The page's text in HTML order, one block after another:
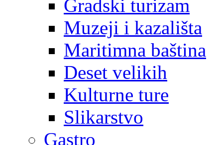
Gradski turizam
Muzeji i kazališta
Maritimna baština
Deset velikih
Kulturne ture
Slikarstvo
Gastro